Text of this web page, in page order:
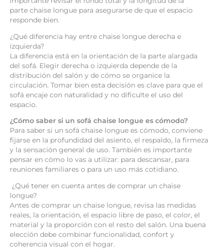
parte chaise longue para asegurarse de que el espacio
responde bien.
¿Qué diferencia hay entre chaise longue derecha e
izquierda?
La diferencia está en la orientación de la parte alargada
del sofá. Elegir derecha o izquierda depende de la
distribución del salón y de cómo se organice la
circulación. Tomar bien esta decisión es clave para que el
sofá encaje con naturalidad y no dificulte el uso del
espacio.
¿Cómo saber si un sofá chaise longue es cómodo?
Para saber si un sofá chaise longue es cómodo, conviene
fijarse en la profundidad del asiento, el respaldo, la firmeza
y la sensación general de uso. También es importante
pensar en cómo lo vas a utilizar: para descansar, para
reuniones familiares o para un uso más cotidiano.
¿Qué tener en cuenta antes de comprar un chaise
longue?
Antes de comprar un chaise longue, revisa las medidas
reales, la orientación, el espacio libre de paso, el color, el
material y la proporción con el resto del salón. Una buena
elección debe combinar funcionalidad, confort y
coherencia visual con el hogar.